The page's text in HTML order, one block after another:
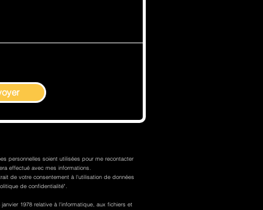
personnelles soient utilisées pour me recontacter
effectué avec mes informations.
de votre consentement à l'utilisation de données
de confidentialité".
1978 relative à l'informatique, aux fichiers et